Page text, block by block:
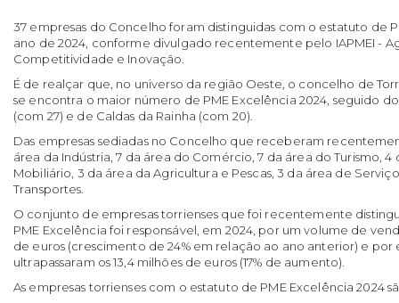
37 empresas do Concelho foram distinguidas com o estatuto de
ano de 2024, conforme divulgado recentemente pelo IAPMEI -
Competitividade e Inovação.
É de realçar que, no universo da região Oeste, o concelho de
se encontra o maior número de PME Excelência 2024, seguido
(com 27) e de Caldas da Rainha (com 20).
Das empresas sediadas no Concelho que receberam
área da Indústria, 7 da área do Comércio, 7 da área do Turismo,
Mobiliário, 3 da área da Agricultura e Pescas, 3 da área de
Transportes.
O conjunto de empresas torrienses que foi recentemente
PME Excelência foi responsável, em 2024, por um volume de
de euros (crescimento de 24% em relação ao ano anterior) e
ultrapassaram os 13,4 milhões de euros (17% de aumento).
As empresas torrienses com o estatuto de PME Excelência 2024